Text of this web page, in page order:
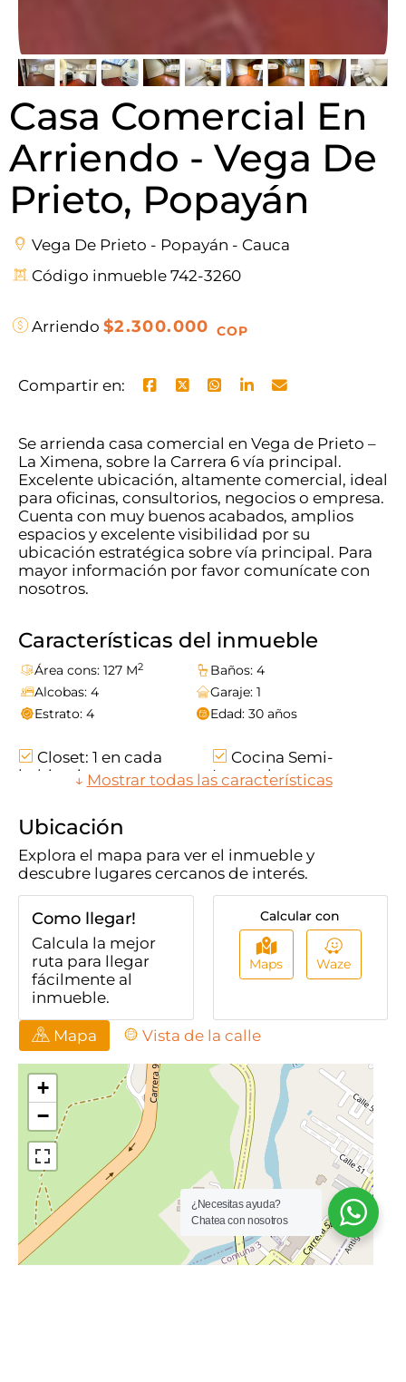
Casa Comercial En
Arriendo - Vega De
Prieto, Popayán
Vega De Prieto - Popayán - Cauca
Código inmueble 742-3260
Arriendo $2.300.000 COP
Compartir en:
Se arrienda casa comercial en Vega de Prieto –
La Ximena, sobre la Carrera 6 vía principal.
Excelente ubicación, altamente comercial, ideal
para oficinas, consultorios, negocios o empresa.
Cuenta con muy buenos acabados, amplios
espacios y excelente visibilidad por su
ubicación estratégica sobre vía principal. Para
mayor información por favor comunícate con
nosotros.
Características del inmueble
Área cons: 127 M2
Baños: 4
Alcobas: 4
Garaje: 1
Estrato: 4
Edad: 30 años
Closet: 1 en cada
habitacion
Cocina Semi-
Integral
Estado Del
Inmueble Bueno
Acceso
Gas Natural
Zona De Ropas
Cercano
↓ Mostrar todas las características
Ubicación
Explora el mapa para ver el inmueble y
descubre lugares cercanos de interés.
Como llegar!
Calcula la mejor
ruta para llegar
fácilmente al
inmueble.
Calcular con
Maps Waze
Mapa Vista de la calle
¿Necesitas ayuda?
Chatea con nosotros